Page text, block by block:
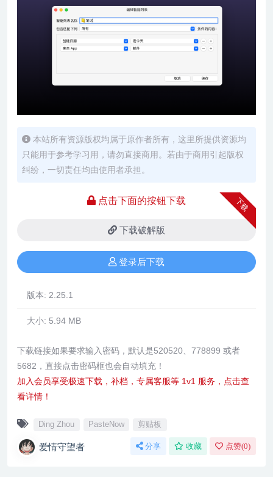
本站所有资源版权均属于原作者所有，这里所提供资源均
只能用于参考学习用，请勿直接商用。若由于商用引起版权
纠纷，一切责任均由使用者承担。
下载
点击下面的按钮下载
下载破解版
登录后下载
版本: 2.25.1
大小: 5.94 MB
下载链接如果要求输入密码，默认是520520、778899 或者
5682，直接点击密码框也会自动填充！
加入会员享受极速下载，补档，专属客服等 1v1 服务，点击查
看详情！
Ding Zhou PasteNow 剪贴板
爱情守望者 分享 收藏 点赞(0)